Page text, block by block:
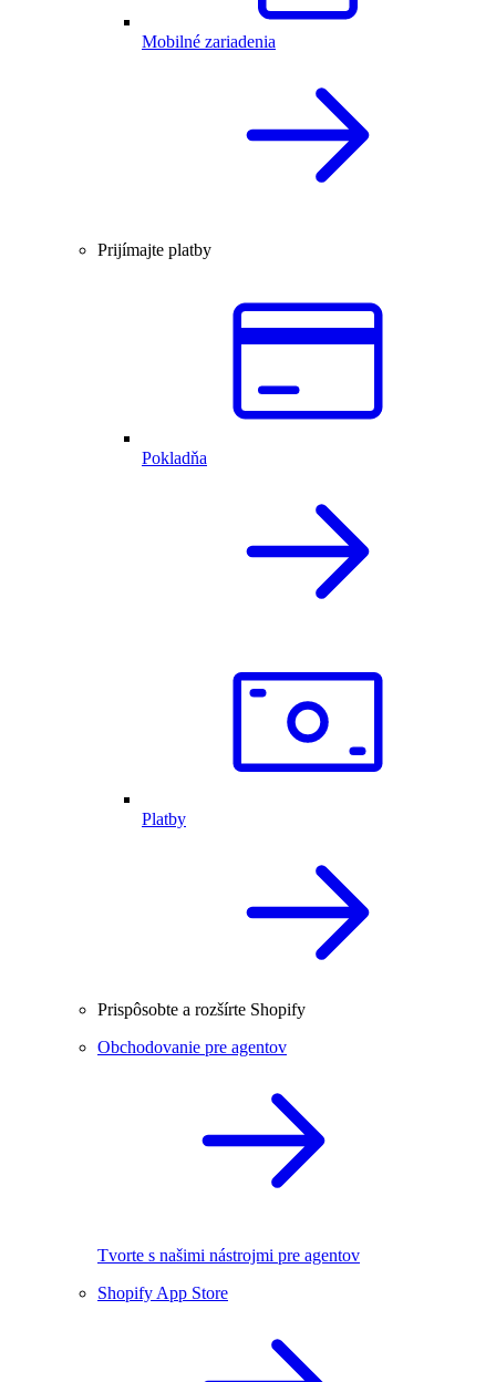
Mobilné zariadenia
Prijímajte platby
Pokladňa
Platby
Prispôsobte a rozšírte Shopify
Obchodovanie pre agentov
Tvorte s našimi nástrojmi pre agentov
Shopify App Store